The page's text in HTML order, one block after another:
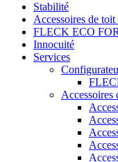
Stabilité
Accessoires de
FLECK ECO
Innocuité
Services
Accessoires